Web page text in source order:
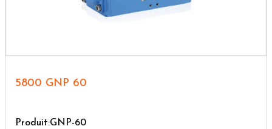
5800 GNP 60
Produit:GNP-60